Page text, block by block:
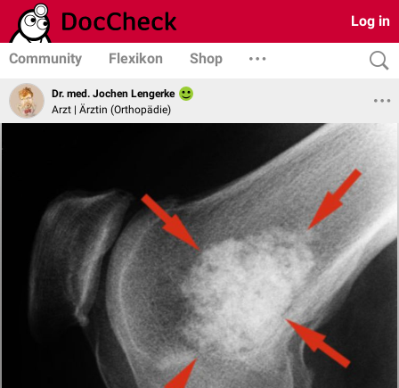
Log in
Community Flexikon Shop
Dr. med. Jochen Lengerke
Arzt | Ärztin (Orthopädie)